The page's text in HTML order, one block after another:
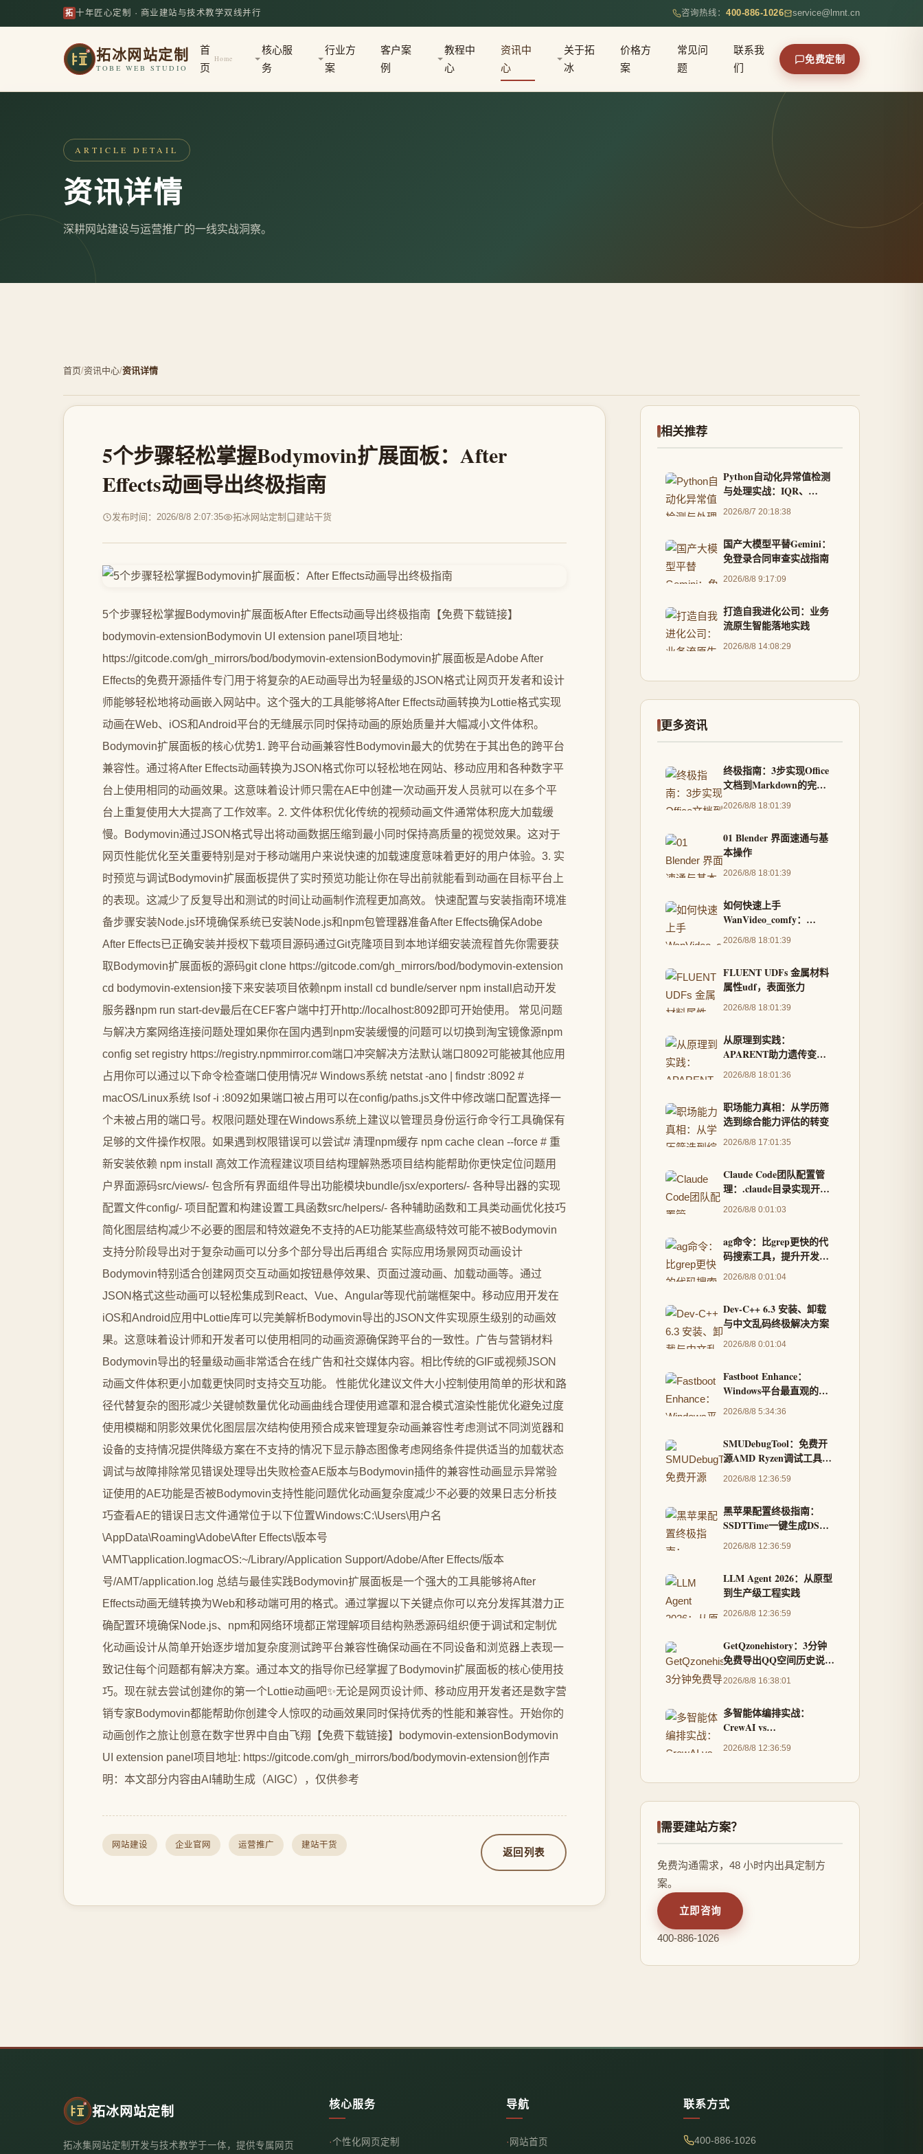
拓 十年匠心定制 · 商业建站与技术教学双线并行 咨询热线： 400-886-1026 service@lmnt.cn
拓冰网站定制
TOBE WEB STUDIO
首
页
Home
核心服
务
行业方
案
客户案
例
教程中
心
资讯中
心
关于拓
冰
价格方
案
常见问
题
联系我
们
免费定制
ARTICLE DETAIL
资讯详情
深耕网站建设与运营推广的一线实战洞察。
首页/资讯中心/资讯详情
5个步骤轻松掌握Bodymovin扩展面板：After
Effects动画导出终极指南
发布时间：2026/8/8 2:07:35 拓冰网站定制 建站干货
5个步骤轻松掌握Bodymovin扩展面板After Effects动画导出终极指南【免费下载链接】
bodymovin-extensionBodymovin UI extension panel项目地址:
https://gitcode.com/gh_mirrors/bod/bodymovin-extensionBodymovin扩展面板是Adobe After
Effects的免费开源插件专门用于将复杂的AE动画导出为轻量级的JSON格式让网页开发者和设计
师能够轻松地将动画嵌入网站中。这个强大的工具能够将After Effects动画转换为Lottie格式实现
动画在Web、iOS和Android平台的无缝展示同时保持动画的原始质量并大幅减小文件体积。
Bodymovin扩展面板的核心优势1. 跨平台动画兼容性Bodymovin最大的优势在于其出色的跨平台
兼容性。通过将After Effects动画转换为JSON格式你可以轻松地在网站、移动应用和各种数字平
台上使用相同的动画效果。这意味着设计师只需在AE中创建一次动画开发人员就可以在多个平
台上重复使用大大提高了工作效率。2. 文件体积优化传统的视频动画文件通常体积庞大加载缓
慢。Bodymovin通过JSON格式导出将动画数据压缩到最小同时保持高质量的视觉效果。这对于
网页性能优化至关重要特别是对于移动端用户来说快速的加载速度意味着更好的用户体验。3. 实
时预览与调试Bodymovin扩展面板提供了实时预览功能让你在导出前就能看到动画在目标平台上
的表现。这减少了反复导出和测试的时间让动画制作流程更加高效。 快速配置与安装指南环境准
备步骤安装Node.js环境确保系统已安装Node.js和npm包管理器准备After Effects确保Adobe
After Effects已正确安装并授权下载项目源码通过Git克隆项目到本地详细安装流程首先你需要获
取Bodymovin扩展面板的源码git clone https://gitcode.com/gh_mirrors/bod/bodymovin-extension
cd bodymovin-extension接下来安装项目依赖npm install cd bundle/server npm install启动开发
服务器npm run start-dev最后在CEF客户端中打开http://localhost:8092即可开始使用。 常见问题
与解决方案网络连接问题处理如果你在国内遇到npm安装缓慢的问题可以切换到淘宝镜像源npm
config set registry https://registry.npmmirror.com端口冲突解决方法默认端口8092可能被其他应用
占用你可以通过以下命令检查端口使用情况# Windows系统 netstat -ano | findstr :8092 #
macOS/Linux系统 lsof -i :8092如果端口被占用可以在config/paths.js文件中修改端口配置选择一
个未被占用的端口号。权限问题处理在Windows系统上建议以管理员身份运行命令行工具确保有
足够的文件操作权限。如果遇到权限错误可以尝试# 清理npm缓存 npm cache clean --force # 重
新安装依赖 npm install 高效工作流程建议项目结构理解熟悉项目结构能帮助你更快定位问题用
户界面源码src/views/- 包含所有界面组件导出功能模块bundle/jsx/exporters/- 各种导出器的实现
配置文件config/- 项目配置和构建设置工具函数src/helpers/- 各种辅助函数和工具类动画优化技巧
简化图层结构减少不必要的图层和特效避免不支持的AE功能某些高级特效可能不被Bodymovin
支持分阶段导出对于复杂动画可以分多个部分导出后再组合 实际应用场景网页动画设计
Bodymovin特别适合创建网页交互动画如按钮悬停效果、页面过渡动画、加载动画等。通过
JSON格式这些动画可以轻松集成到React、Vue、Angular等现代前端框架中。移动应用开发在
iOS和Android应用中Lottie库可以完美解析Bodymovin导出的JSON文件实现原生级别的动画效
果。这意味着设计师和开发者可以使用相同的动画资源确保跨平台的一致性。广告与营销材料
Bodymovin导出的轻量级动画非常适合在线广告和社交媒体内容。相比传统的GIF或视频JSON
动画文件体积更小加载更快同时支持交互功能。 性能优化建议文件大小控制使用简单的形状和路
径代替复杂的图形减少关键帧数量优化动画曲线合理使用遮罩和混合模式渲染性能优化避免过度
使用模糊和阴影效果优化图层层次结构使用预合成来管理复杂动画兼容性考虑测试不同浏览器和
设备的支持情况提供降级方案在不支持的情况下显示静态图像考虑网络条件提供适当的加载状态
调试与故障排除常见错误处理导出失败检查AE版本与Bodymovin插件的兼容性动画显示异常验
证使用的AE功能是否被Bodymovin支持性能问题优化动画复杂度减少不必要的效果日志分析技
巧查看AE的错误日志文件通常位于以下位置Windows:C:\Users\用户名
\AppData\Roaming\Adobe\After Effects\版本号
\AMT\application.logmacOS:~/Library/Application Support/Adobe/After Effects/版本
号/AMT/application.log 总结与最佳实践Bodymovin扩展面板是一个强大的工具能够将After
Effects动画无缝转换为Web和移动端可用的格式。通过掌握以下关键点你可以充分发挥其潜力正
确配置环境确保Node.js、npm和网络环境都正常理解项目结构熟悉源码组织便于调试和定制优
化动画设计从简单开始逐步增加复杂度测试跨平台兼容性确保动画在不同设备和浏览器上表现一
致记住每个问题都有解决方案。通过本文的指导你已经掌握了Bodymovin扩展面板的核心使用技
巧。现在就去尝试创建你的第一个Lottie动画吧✨无论是网页设计师、移动应用开发者还是数字营
销专家Bodymovin都能帮助你创建令人惊叹的动画效果同时保持优秀的性能和兼容性。开始你的
动画创作之旅让创意在数字世界中自由飞翔【免费下载链接】bodymovin-extensionBodymovin
UI extension panel项目地址: https://gitcode.com/gh_mirrors/bod/bodymovin-extension创作声
明：本文部分内容由AI辅助生成（AIGC），仅供参考
网站建设 企业官网 运营推广 建站干货
返回列表
相关推荐
Python自动化异常值检测
与处理实战：IQR、
Isolation Forest与多策略
2026/8/7 20:18:38
国产大模型平替Gemini：
免登录合同审查实战指南
2026/8/8 9:17:09
打造自我进化公司：业务
流原生智能落地实践
2026/8/8 14:08:29
更多资讯
终极指南：3步实现Office
文档到Markdown的完美
转换
2026/8/8 18:01:39
01 Blender 界面速通与基
本操作
2026/8/8 18:01:39
如何快速上手
WanVideo_comfy：
ComfyUI视频生成一站式
2026/8/8 18:01:39
FLUENT UDFs 金属材料
属性udf，表面张力
2026/8/8 18:01:39
从原理到实践：
APARENT助力遗传变异
对多聚腺苷酸化影响研究
2026/8/8 18:01:36
职场能力真相：从学历筛
选到综合能力评估的转变
2026/8/8 17:01:35
Claude Code团队配置管
理：.claude目录实现开发
环境标准化与技能共享
2026/8/8 0:01:03
ag命令：比grep更快的代
码搜索工具，提升开发效
率
2026/8/8 0:01:04
Dev-C++ 6.3 安装、卸载
与中文乱码终极解决方案
2026/8/8 0:01:04
Fastboot Enhance：
Windows平台最直观的
Android刷机工具箱，告
2026/8/8 5:34:36
SMUDebugTool：免费开
源AMD Ryzen调试工具，
让你成为硬件掌控专家
2026/8/8 12:36:59
黑苹果配置终极指南：
SSDTTime一键生成DSDT
补丁的完整教程
2026/8/8 12:36:59
LLM Agent 2026：从原型
到生产级工程实践
2026/8/8 12:36:59
GetQzonehistory：3分钟
免费导出QQ空间历史说说
的完整解决方案
2026/8/8 16:38:01
多智能体编排实战：
CrewAI vs
AutoGen（2026版）
2026/8/8 12:36:59
需要建站方案？
免费沟通需求，48 小时内出具定制方
案。
立即咨询
400-886-1026
拓冰网站定制
拓冰集网站定制开发与技术教学于一体，提供专属网页
核心服务
个性化网页定制
导航
网站首页
联系方式
400-886-1026